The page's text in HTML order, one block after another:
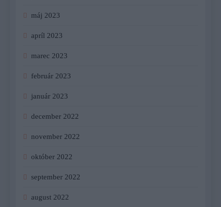
máj 2023
apríl 2023
marec 2023
február 2023
január 2023
december 2022
november 2022
október 2022
september 2022
august 2022